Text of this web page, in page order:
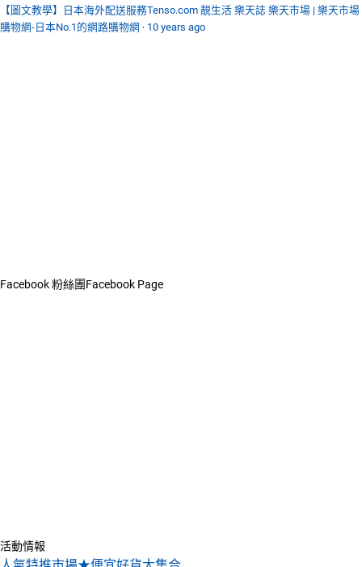
【圖文教學】日本海外配送服務Tenso.com 靚生活 樂天誌 樂天市場 | 樂天市場
購物網-日本No.1的網路購物網 · 10 years ago
Facebook 粉絲團Facebook Page
活動情報